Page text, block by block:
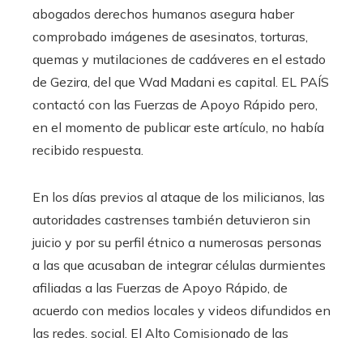
abogados derechos humanos asegura haber
comprobado imágenes de asesinatos, torturas,
quemas y mutilaciones de cadáveres en el estado
de Gezira, del que Wad Madani es capital. EL PAÍS
contactó con las Fuerzas de Apoyo Rápido pero,
en el momento de publicar este artículo, no había
recibido respuesta.
En los días previos al ataque de los milicianos, las
autoridades castrenses también detuvieron sin
juicio y por su perfil étnico a numerosas personas
a las que acusaban de integrar células durmientes
afiliadas a las Fuerzas de Apoyo Rápido, de
acuerdo con medios locales y videos difundidos en
las redes. social. El Alto Comisionado de las